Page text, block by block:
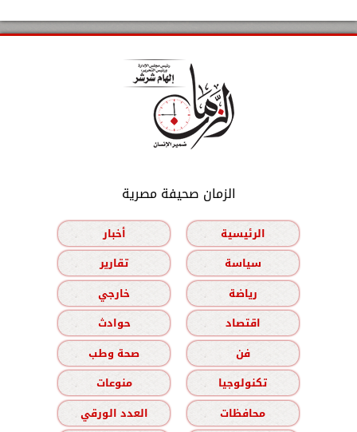
الزمان صحيفة مصرية
الرئيسية
أخبار
سياسة
تقارير
رياضة
خارجي
اقتصاد
حوادث
فن
صحة وطب
تكنولوجيا
منوعات
محافظات
العدد الورقي